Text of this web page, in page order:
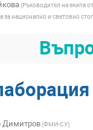
(Ръководител на екипа
за национално и световно
Димитров(ФМИ-СУ)